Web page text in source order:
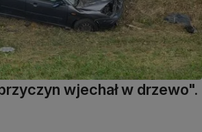
wjechał w drzewo".